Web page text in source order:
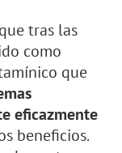
tras las
como
que
eficazmente
beneficios.